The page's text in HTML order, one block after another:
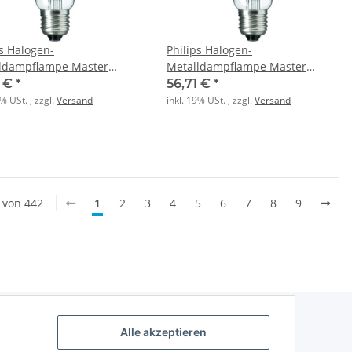
Alle akzeptieren
Halogen-
Master
CDO-TT Plus 50W 828
€ *
USt. , zzgl.Versand
Philips Halogen-
Metalldampflampe Master
CityWh CDO-TT Plus 70W 828
1SL/12
56,71 € *
inkl. 19% USt. , zzgl.Versand
442 1 2 3 4 5 6 7 8 9
Sonstiges